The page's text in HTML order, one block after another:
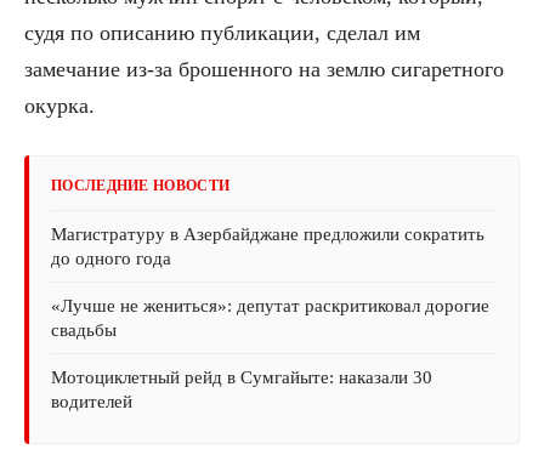
судя по описанию публикации, сделал им
замечание из-за брошенного на землю сигаретного
окурка.
ПОСЛЕДНИЕ НОВОСТИ
Магистратуру в Азербайджане предложили сократить
до одного года
«Лучше не жениться»: депутат раскритиковал дорогие
свадьбы
Мотоциклетный рейд в Сумгайыте: наказали 30
водителей